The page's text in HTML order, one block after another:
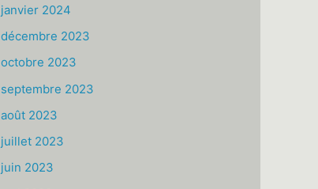
janvier 2024
décembre 2023
octobre 2023
septembre 2023
août 2023
juillet 2023
juin 2023